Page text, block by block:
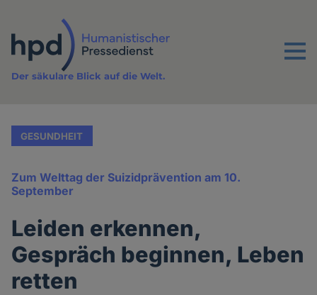
Inhalt
Menu
Der säkulare Blick auf die Welt.
GESUNDHEIT
Zum Welttag der Suizidprävention am 10.
September
Leiden erkennen,
Gespräch beginnen, Leben
retten